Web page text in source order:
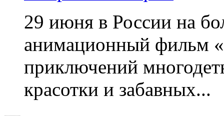
29 июня в России на
анимационный фильм
приключений
красотки и забавных...